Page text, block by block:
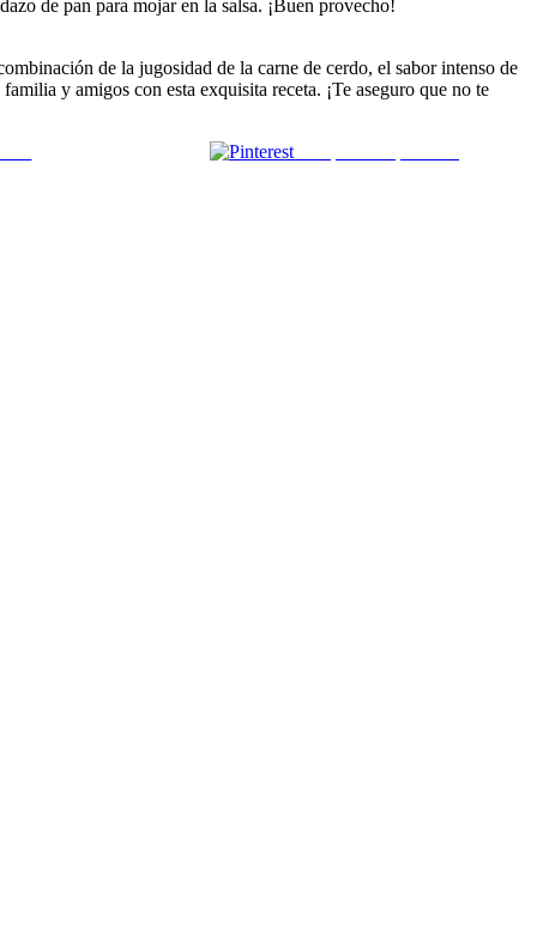
de pan para mojar en la salsa. ¡Buen provecho!
de la jugosidad de la carne de cerdo, el sabor intenso de
y amigos con esta exquisita receta. ¡Te aseguro que no te